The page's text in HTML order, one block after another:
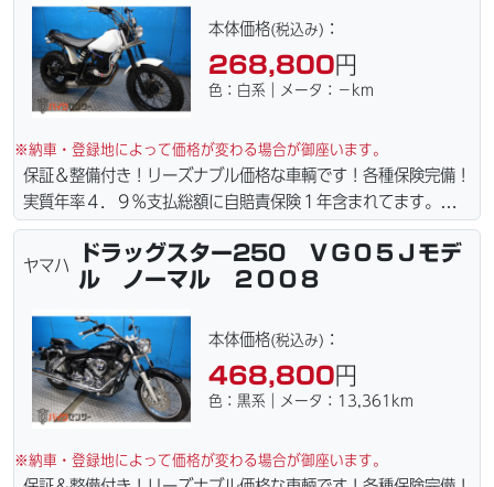
てます。当社ホームページにて詳細画像見れます。
本体価格(税込み) ：
268,800円
色：白系｜メータ：－km
※納車・登録地によって価格が変わる場合が御座います。
保証＆整備付き！リーズナブル価格な車輌です！各種保険完備！
実質年率４．９％支払総額に自賠責保険１年含まれてます。全国
どこでも１万円〜4.5万円にて配達致します！！（離島の場合は
港止めになります）。☆盗難保険加入可能！ｗｅｂローン・カー
ド各種取り扱ってます。仕様変更からレストアまで、お気軽にお
てます。当社ホームページにて詳細画像見れます。
ヤマハ
ドラッグスター250 ＶＧ０５Ｊモデ
ル ノーマル ２００８
本体価格(税込み) ：
468,800円
色：黒系｜メータ：13,361km
※納車・登録地によって価格が変わる場合が御座います。